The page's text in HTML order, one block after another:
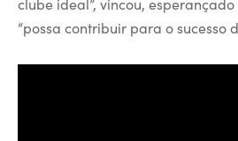
“possa contribuir para o sucesso